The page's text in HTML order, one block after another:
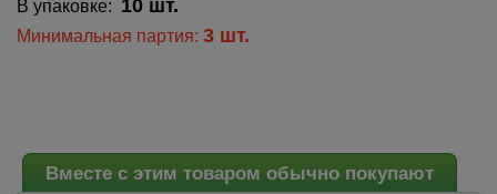
В упаковке: 10 шт.
Минимальная партия: 3 шт.
Вместе с этим товаром обычно покупают